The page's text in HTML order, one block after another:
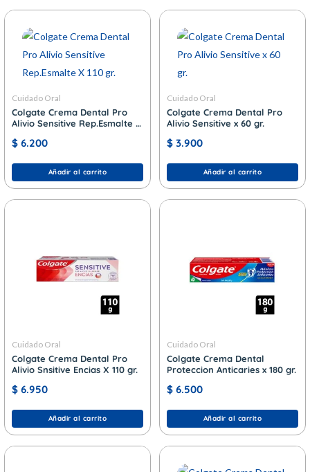
Cuidado Oral
Colgate Crema Dental Pro
Alivio Sensitive Rep.Esmalte X
$ 6.200
Añadir al carrito
Cuidado Oral
Colgate Crema Dental Pro
Alivio Sensitive x 60 gr.
$ 3.900
Añadir al carrito
Cuidado Oral
Colgate Crema Dental Pro
Alivio Snsitive Encias X 110 gr.
$ 6.950
Añadir al carrito
Cuidado Oral
Colgate Crema Dental
Proteccion Anticaries x 180 gr.
$ 6.500
Añadir al carrito